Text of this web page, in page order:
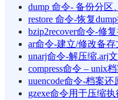
dump 命令- 备份分区
restore 命令-恢复
bzip2recover命令-修
ar命令-建立/修改备存
unarj命令-解压缩.arj文
compress命令 – unix
uuencode命令-档案还
gzexe命令用于压缩